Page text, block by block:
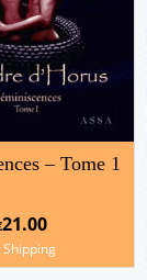
– Tome 1
21.00
Shipping